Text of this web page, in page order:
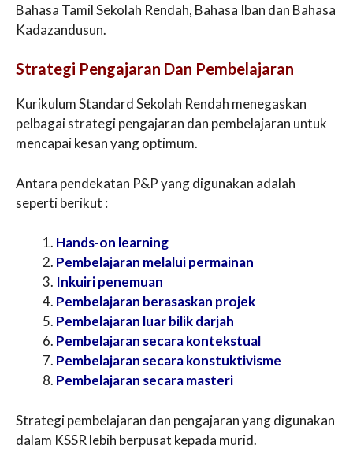
Bahasa Tamil Sekolah Rendah, Bahasa Iban dan Bahasa
Kadazandusun.
Strategi Pengajaran Dan Pembelajaran
Kurikulum Standard Sekolah Rendah menegaskan
pelbagai strategi pengajaran dan pembelajaran untuk
mencapai kesan yang optimum.
Antara pendekatan P&P yang digunakan adalah
seperti berikut :
Hands-on learning
Pembelajaran melalui permainan
Inkuiri penemuan
Pembelajaran berasaskan projek
Pembelajaran luar bilik darjah
Pembelajaran secara kontekstual
Pembelajaran secara konstuktivisme
Pembelajaran secara masteri
Strategi pembelajaran dan pengajaran yang digunakan
dalam KSSR lebih berpusat kepada murid.